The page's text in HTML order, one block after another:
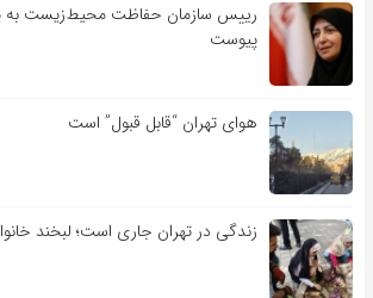
رییس سازمان حفاظت محیط‌زیست به
پیوست
هوای تهران “قابل قبول” است
زندگی در تهران جاری است؛ لبخند